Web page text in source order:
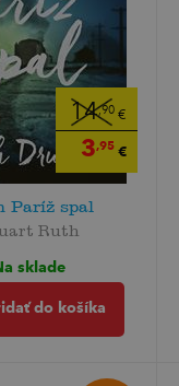
14,90€
3,95€
Paríž spal
Ruth
sklade
do košíka